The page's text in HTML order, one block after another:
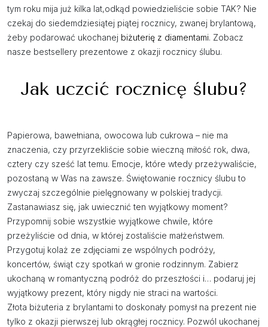
tym roku mija już kilka lat,odkąd powiedzieliście sobie TAK? Nie
czekaj do siedemdziesiątej piątej rocznicy, zwanej brylantową,
żeby podarować ukochanej biżuterię z diamentami. Zobacz
nasze bestsellery prezentowe z okazji rocznicy ślubu.
Jak uczcić rocznicę ślubu?
Papierowa, bawełniana, owocowa lub cukrowa – nie ma
znaczenia, czy przyrzekliście sobie wieczną miłość rok, dwa,
cztery czy sześć lat temu. Emocje, które wtedy przeżywaliście,
pozostaną w Was na zawsze. Świętowanie rocznicy ślubu to
zwyczaj szczególnie pielęgnowany w polskiej tradycji.
Zastanawiasz się, jak uwiecznić ten wyjątkowy moment?
Przypomnij sobie wszystkie wyjątkowe chwile, które
przeżyliście od dnia, w której zostaliście małżeństwem.
Przygotuj kolaż ze zdjęciami ze wspólnych podróży,
koncertów, świąt czy spotkań w gronie rodzinnym. Zabierz
ukochaną w romantyczną podróż do przeszłości i… podaruj jej
wyjątkowy prezent, który nigdy nie straci na wartości.
Złota biżuteria z brylantami to doskonały pomysł na prezent nie
tylko z okazji pierwszej lub okrągłej rocznicy. Pozwól ukochanej